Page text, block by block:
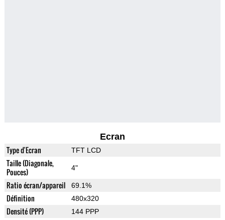
Ecran
Type d'Ecran TFT LCD
Taille (Diagonale,
Pouces)
4"
Ratio écran/appareil 69.1%
Définition 480x320
Densité (PPP) 144 PPP